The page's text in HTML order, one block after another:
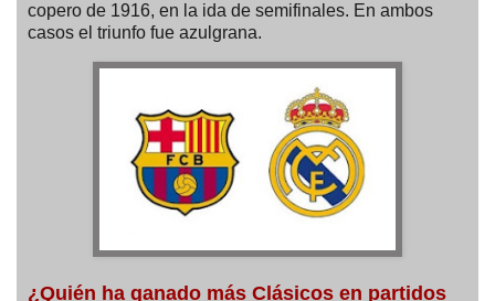
copero de 1916, en la ida de semifinales. En ambos
casos el triunfo fue azulgrana.
¿Quién ha ganado más Clásicos en partidos